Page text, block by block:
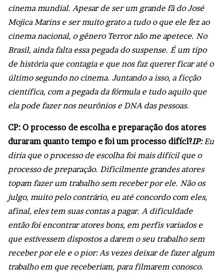
cinema mundial. Apesar de ser um grande fã do José
Mojica Marins e ser muito grato a tudo o que ele fez ao
cinema nacional, o gênero Terror não me apetece. No
Brasil, ainda falta essa pegada do suspense. É um tipo
de história que contagia e que nos faz querer ficar até o
último segundo no cinema. Juntando a isso, a ficção
científica, com a pegada da fórmula e tudo aquilo que
ela pode fazer nos neurônios e DNA das pessoas.
CP: O processo de escolha e preparação dos atores
duraram quanto tempo e foi um processo difícl?IP:Eu
diria que o processo de escolha foi mais difícil que o
processo de preparação. Dificilmente grandes atores
topam fazer um trabalho sem receber por ele. Não os
julgo, muito pelo contrário, eu até concordo com eles,
afinal, eles tem suas contas a pagar. A dificuldade
então foi encontrar atores bons, em perfis variados e
que estivessem dispostos a darem o seu trabalho sem
receber por ele e o pior: As vezes deixar de fazer algum
trabalho em que receberiam, para filmarem conosco.